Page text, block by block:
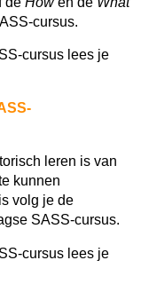
cursus.
cursus lees je
leren is van
kunnen
volg je de
SASS-cursus.
cursus lees je